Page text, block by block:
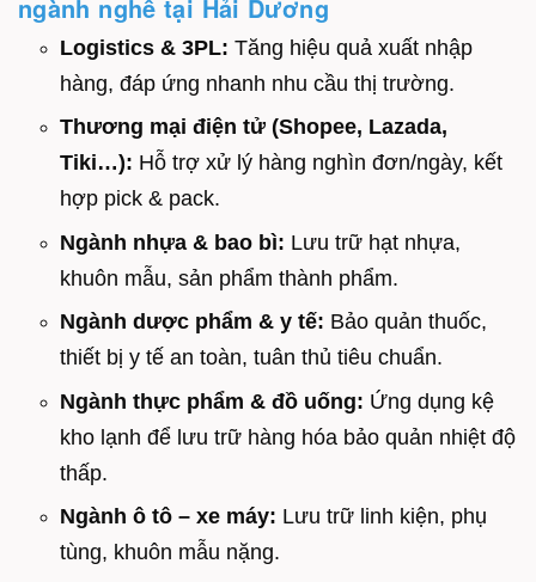
ngành nghề tại Hải Dương
Logistics & 3PL: Tăng hiệu quả xuất nhập
hàng, đáp ứng nhanh nhu cầu thị trường.
Thương mại điện tử (Shopee, Lazada,
Tiki…): Hỗ trợ xử lý hàng nghìn đơn/ngày, kết
hợp pick & pack.
Ngành nhựa & bao bì: Lưu trữ hạt nhựa,
khuôn mẫu, sản phẩm thành phẩm.
Ngành dược phẩm & y tế: Bảo quản thuốc,
thiết bị y tế an toàn, tuân thủ tiêu chuẩn.
Ngành thực phẩm & đồ uống: Ứng dụng kệ
kho lạnh để lưu trữ hàng hóa bảo quản nhiệt độ
thấp.
Ngành ô tô – xe máy: Lưu trữ linh kiện, phụ
tùng, khuôn mẫu nặng.